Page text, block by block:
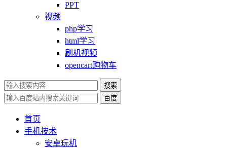
PPT
视频
php学习
html学习
刷机视频
opencart购物车
搜索
百度
首页
手机技术
安卓玩机